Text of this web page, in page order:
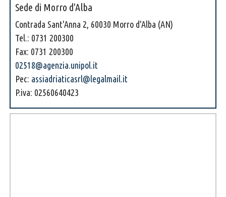
Sede di Morro d'Alba
Contrada Sant'Anna 2, 60030 Morro d'Alba (AN)
Tel.: 0731 200300
Fax: 0731 200300
02518@agenzia.unipol.it
Pec: assiadriaticasrl@legalmail.it
P.iva: 02560640423